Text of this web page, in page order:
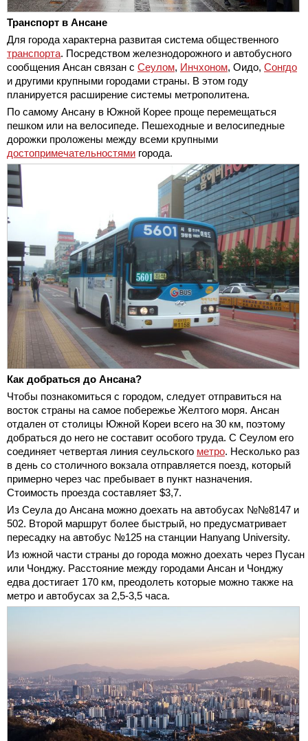
Транспорт в Ансане
Для города характерна развитая система общественного
транспорта. Посредством железнодорожного и автобусного
сообщения Ансан связан с Сеулом, Инчхоном, Оидо, Сонгдо
и другими крупными городами страны. В этом году
планируется расширение системы метрополитена.
По самому Ансану в Южной Корее проще перемещаться
пешком или на велосипеде. Пешеходные и велосипедные
дорожки проложены между всеми крупными
достопримечательностями города.
Как добраться до Ансана?
Чтобы познакомиться с городом, следует отправиться на
восток страны на самое побережье Желтого моря. Ансан
отдален от столицы Южной Кореи всего на 30 км, поэтому
добраться до него не составит особого труда. С Сеулом его
соединяет четвертая линия сеульского метро. Несколько раз
в день со столичного вокзала отправляется поезд, который
примерно через час пребывает в пункт назначения.
Стоимость проезда составляет $3,7.
Из Сеула до Ансана можно доехать на автобусах №№8147 и
502. Второй маршрут более быстрый, но предусматривает
пересадку на автобус №125 на станции Hanyang University.
Из южной части страны до города можно доехать через Пусан
или Чонджу. Расстояние между городами Ансан и Чонджу
едва достигает 170 км, преодолеть которые можно также на
метро и автобусах за 2,5-3,5 часа.